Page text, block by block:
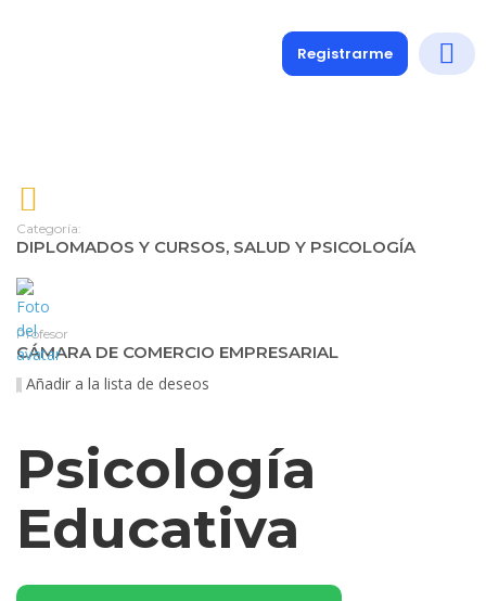
Registrarme
Categoría:
DIPLOMADOS Y CURSOS, SALUD Y PSICOLOGÍA
Profesor
CÁMARA DE COMERCIO EMPRESARIAL
Añadir a la lista de deseos
Psicología
Educativa